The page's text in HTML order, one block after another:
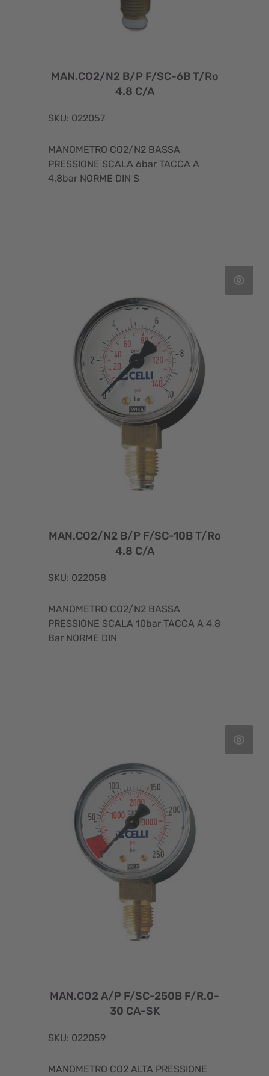
MAN.CO2/N2 B/P F/SC-6B T/Ro
4.8 C/A
SKU: 022057
MANOMETRO CO2/N2 BASSA
PRESSIONE SCALA 6bar TACCA A
4,8bar NORME DIN S
MAN.CO2/N2 B/P F/SC-10B T/Ro
4.8 C/A
SKU: 022058
MANOMETRO CO2/N2 BASSA
PRESSIONE SCALA 10bar TACCA A 4,8
Bar NORME DIN
MAN.CO2 A/P F/SC-250B F/R.0-
30 CA-SK
SKU: 022059
MANOMETRO CO2 ALTA PRESSIONE